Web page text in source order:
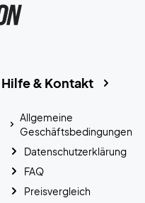
Hilfe & Kontakt
Allgemeine
Geschäftsbedingungen
Datenschutzerklärung
FAQ
Preisvergleich